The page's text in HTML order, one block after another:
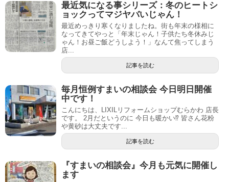
最近気になる事シリーズ：冬のヒートシ
ョックってマジヤバいじゃん！
最近めっきり寒くなりましたね。街も年末の様相に
なってきてやっと「年末じゃん！子供たち冬休みじ
ゃん！お昼ご飯どうしよう！」なんて焦ってしまう
店...
記事を読む
毎月恒例すまいの相談会 今日明日開催
中です！
こんにちは、LIXILリフォームショップむらかわ 店長
です。 2月だというのに 今日も暖かい⁉ 皆さん花粉
や黄砂は大丈夫です...
記事を読む
『すまいの相談会』今月も元気に開催し
ます